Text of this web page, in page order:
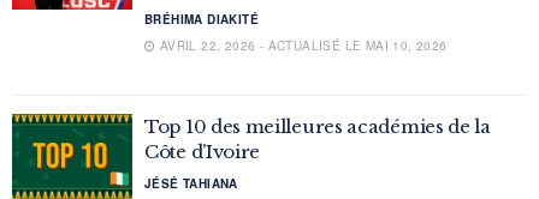
BRÉHIMA DIAKITÉ
AVRIL 22, 2026 - ACTUALISÉ LE MAI 10, 2026
Top 10 des meilleures académies de la
Côte d’Ivoire
JÉSÉ TAHIANA